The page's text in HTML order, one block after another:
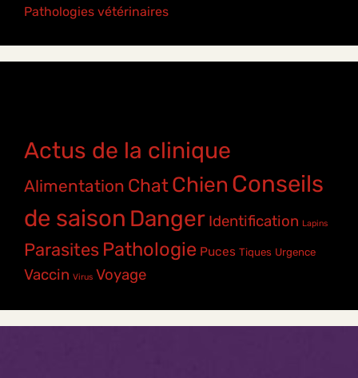
Pathologies vétérinaires
Actus de la clinique
Alimentation ChatChien Conseils
de saison Danger Identification Lapins
Parasites Pathologie Puces Tiques Urgence
Vaccin Virus Voyage